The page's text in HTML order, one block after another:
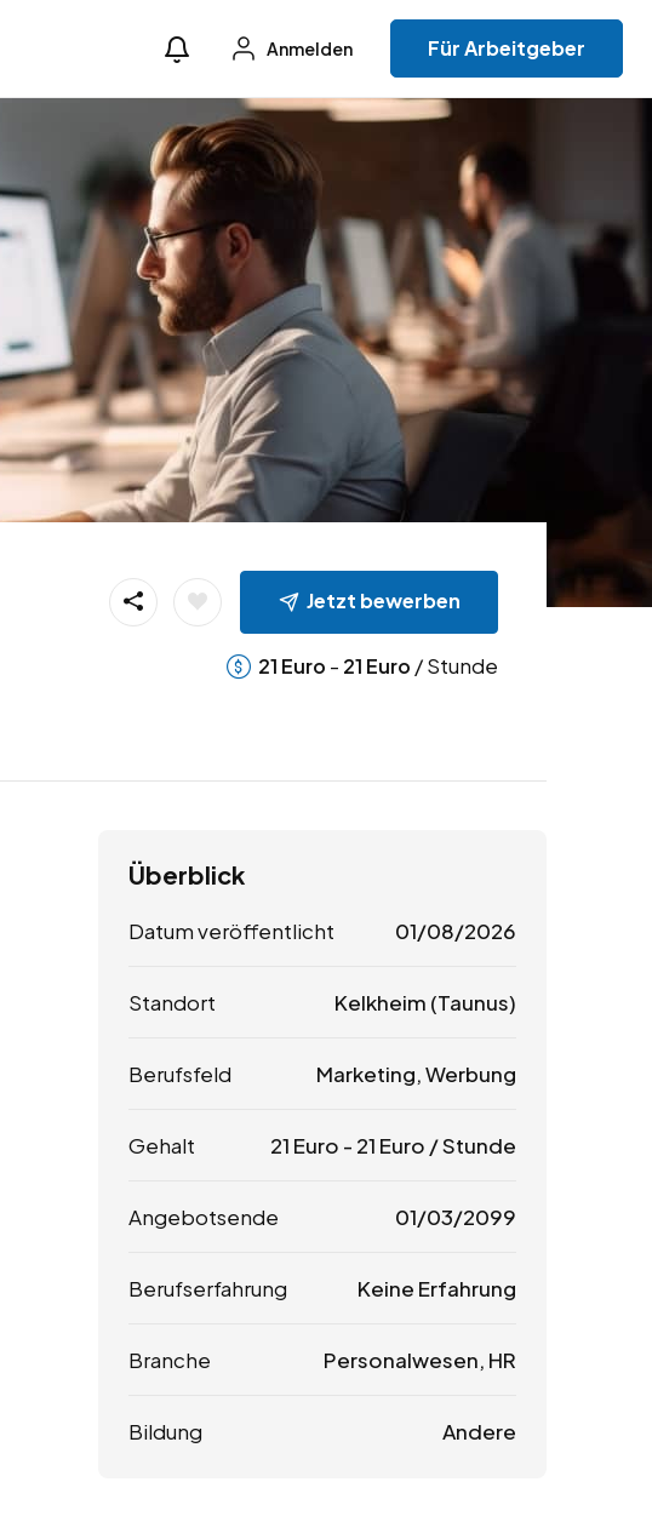
Anmelden Für Arbeitgeber
Jetzt bewerben
21 Euro - 21 Euro / Stunde
Überblick
Datum veröffentlicht 01/08/2026
Standort Kelkheim (Taunus)
Berufsfeld Marketing, Werbung
Gehalt 21 Euro - 21 Euro / Stunde
Angebotsende 01/03/2099
Berufserfahrung Keine Erfahrung
Branche Personalwesen, HR
Bildung Andere